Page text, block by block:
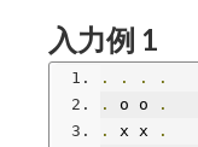
入力例 1
. . .
.
.
o o
.
.
x x
.